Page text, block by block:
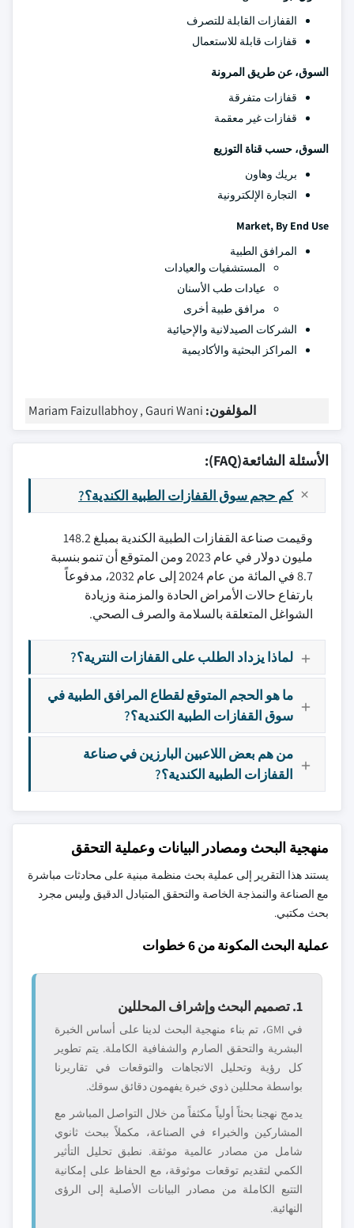
القفازات القابلة للتصرف
قفازات قابلة للاستعمال
السوق، عن طريق المرونة
قفازات متفرقة
قفازات غير معقمة
السوق، حسب قناة التوزيع
بريك وهاون
التجارة الإلكترونية
Market, By End Use
المرافق الطبية
المستشفيات والعيادات
عيادات طب الأسنان
مرافق طبية أخرى
الشركات الصيدلانية والإحيائية
المراكز البحثية والأكاديمية
المؤلفون: Mariam Faizullabhoy , Gauri Wani
الأسئلة الشائعة(FAQ):
كم حجم سوق القفازات الطبية الكندية؟?
وقيمت صناعة القفازات الطبية الكندية بمبلغ 148.2
مليون دولار في عام 2023 ومن المتوقع أن تنمو بنسبة
8.7 في المائة من عام 2024 إلى عام 2032، مدفوعاً
بارتفاع حالات الأمراض الحادة والمزمنة وزيادة
الشواغل المتعلقة بالسلامة والصرف الصحي.
لماذا يزداد الطلب على القفازات النترية؟?
ما هو الحجم المتوقع لقطاع المرافق الطبية في
سوق القفازات الطبية الكندية؟?
من هم بعض اللاعبين البارزين في صناعة
القفازات الطبية الكندية؟?
منهجية البحث ومصادر البيانات وعملية التحقق
يستند هذا التقرير إلى عملية بحث منظمة مبنية على محادثات مباشرة
مع الصناعة والنمذجة الخاصة والتحقق المتبادل الدقيق وليس مجرد
بحث مكتبي.
عملية البحث المكونة من 6 خطوات
1. تصميم البحث وإشراف المحللين
في GMI، تم بناء منهجية البحث لدينا على أساس الخبرة
البشرية والتحقق الصارم والشفافية الكاملة. يتم تطوير
كل رؤية وتحليل الاتجاهات والتوقعات في تقاريرنا
بواسطة محللين ذوي خبرة يفهمون دقائق سوقك.
يدمج نهجنا بحثاً أولياً مكثفاً من خلال التواصل المباشر مع
المشاركين والخبراء في الصناعة، مكملاً ببحث ثانوي
شامل من مصادر عالمية موثقة. نطبق تحليل التأثير
الكمي لتقديم توقعات موثوقة، مع الحفاظ على إمكانية
التتبع الكاملة من مصادر البيانات الأصلية إلى الرؤى
النهائية.